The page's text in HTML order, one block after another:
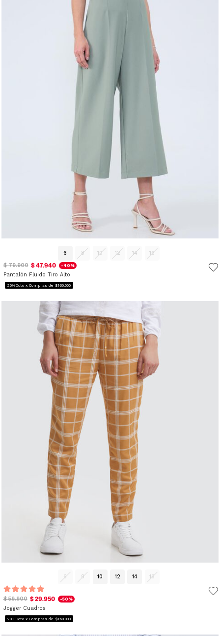
6 8 10 12 14
16
$ 79.900 $ 47.940 -40%
Pantalón Fluido Tiro Alto
20%Dcto x Compras de $160.000
6 8 10 12 14 16
$ 59.900 $ 29.950 -50%
Jogger Cuadros
20%Dcto x Compras de $160.000